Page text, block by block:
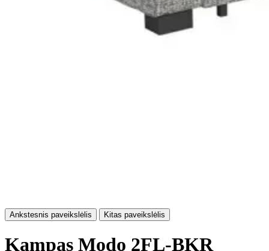
Ankstesnis paveikslėlis Kitas paveikslėlis
Kampas Modo 2FL-BKR